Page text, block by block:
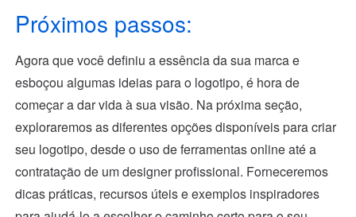
Próximos passos:
Agora que você definiu a essência da sua marca e
esboçou algumas ideias para o logotipo, é hora de
começar a dar vida à sua visão. Na próxima seção,
exploraremos as diferentes opções disponíveis para criar
seu logotipo, desde o uso de ferramentas online até a
contratação de um designer profissional. Forneceremos
dicas práticas, recursos úteis e exemplos inspiradores